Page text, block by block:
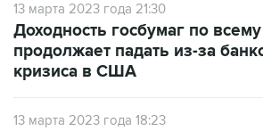
13 марта 2023 года 21:30
Доходность госбумаг по
продолжает падать из-за
кризиса в США
13 марта 2023 года 18:23